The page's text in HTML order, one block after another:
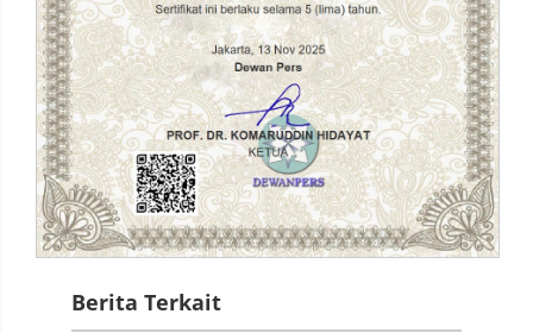
Berita Terkait